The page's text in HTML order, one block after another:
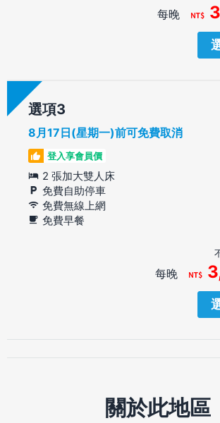
每晚
選項
8月17日(星期一)前可免費取消
登入享會員價
2 張加大雙人床
免費自助停車
免費無線上網
免費早餐
每晚
關於此地區